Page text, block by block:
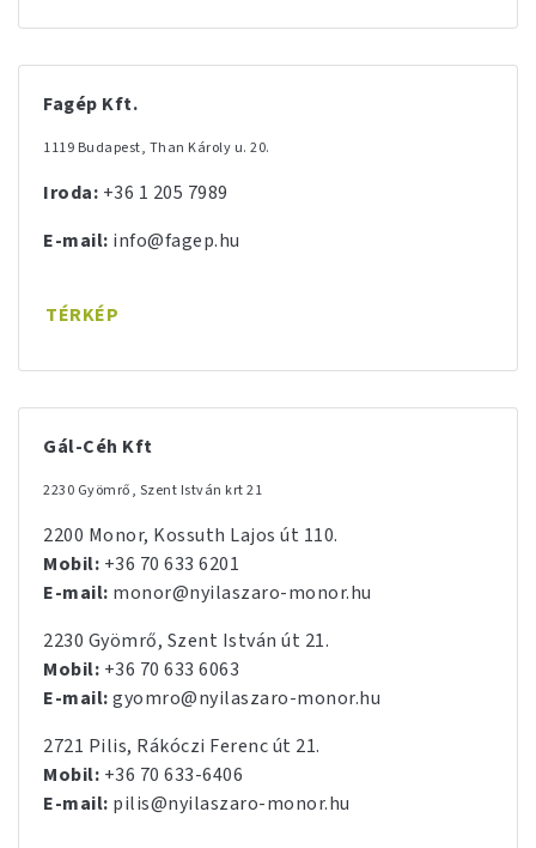
Fagép Kft.
1119 Budapest, Than Károly u. 20.
Iroda: +36 1 205 7989
E-mail: info@fagep.hu
TÉRKÉP
Gál-Céh Kft
2230 Gyömrő, Szent István krt 21
2200 Monor, Kossuth Lajos út 110.
Mobil: +36 70 633 6201
E-mail: monor@nyilaszaro-monor.hu
2230 Gyömrő, Szent István út 21.
Mobil: +36 70 633 6063
E-mail:gyomro@nyilaszaro-monor.hu
2721 Pilis, Rákóczi Ferenc út 21.
Mobil: +36 70 633-6406
E-mail: pilis@nyilaszaro-monor.hu